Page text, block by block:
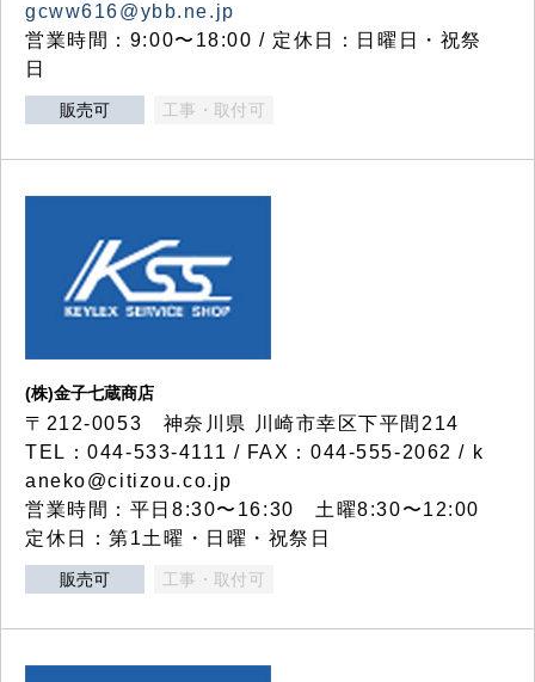
gcww616@ybb.ne.jp
営業時間：9:00〜18:00 / 定休日：日曜日・祝祭
日
販売可 工事・取付可
(株)金子七蔵商店
〒212-0053 神奈川県 川崎市幸区下平間214
TEL：044-533-4111 / FAX：044-555-2062 / k
aneko@citizou.co.jp
営業時間：平日8:30〜16:30 土曜8:30〜12:00
定休日：第1土曜・日曜・祝祭日
販売可 工事・取付可